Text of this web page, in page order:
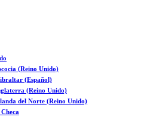
(Reino Unido)
(Español)
(Reino Unido)
del Norte (Reino Unido)